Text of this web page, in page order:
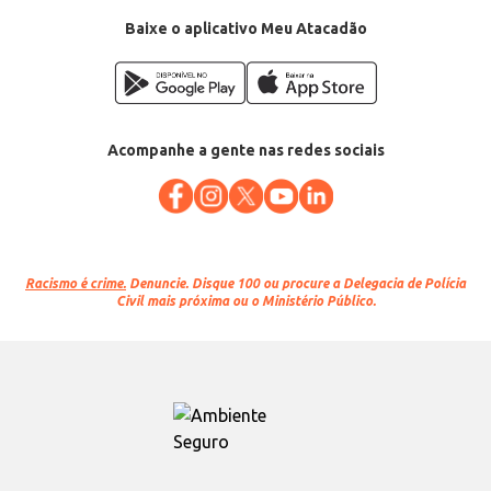
Baixe o aplicativo Meu Atacadão
Acompanhe a gente nas redes sociais
Racismo é crime. Denuncie. Disque 100 ou procure a Delegacia de Polícia
Civil mais próxima ou o Ministério Público.